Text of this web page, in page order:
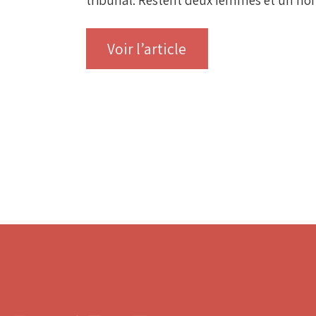
Voir l’article